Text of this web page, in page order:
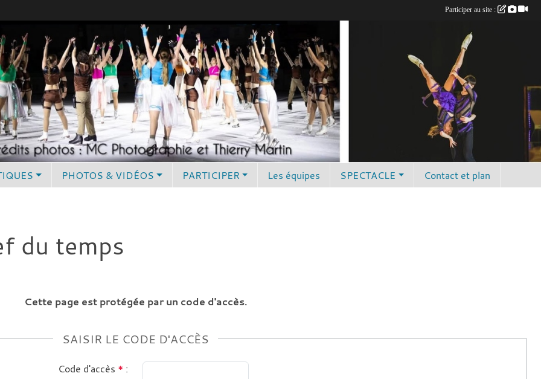
PHOTOS & VIDÉOS PARTICIPER Les équipes SPECTACLE Contact et plan
du temps
Cette page est protégée par un code d'accès.
SAISIR LE CODE D'ACCÈS
Code d'accès * :
Participer au site :